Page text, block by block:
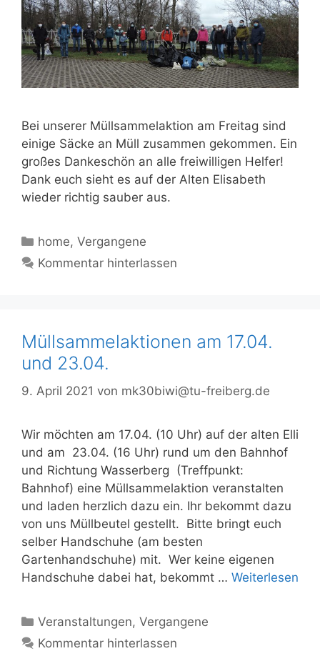
Bei unserer Müllsammelaktion am Freitag sind
einige Säcke an Müll zusammen gekommen. Ein
großes Dankeschön an alle freiwilligen Helfer!
Dank euch sieht es auf der Alten Elisabeth
wieder richtig sauber aus.
Kategorien
home,Vergangene
Kommentar hinterlassen
Müllsammelaktionen am 17.04.
und 23.04.
9. April 2021 von mk30biwi@tu-freiberg.de
Wir möchten am 17.04. (10 Uhr) auf der alten Elli
und am 23.04. (16 Uhr) rund um den Bahnhof
und Richtung Wasserberg (Treffpunkt:
Bahnhof) eine Müllsammelaktion veranstalten
und laden herzlich dazu ein. Ihr bekommt dazu
von uns Müllbeutel gestellt. Bitte bringt euch
selber Handschuhe (am besten
Gartenhandschuhe) mit. Wer keine eigenen
Handschuhe dabei hat, bekommt … Weiterlesen
Kategorien
Veranstaltungen,Vergangene
Kommentar hinterlassen